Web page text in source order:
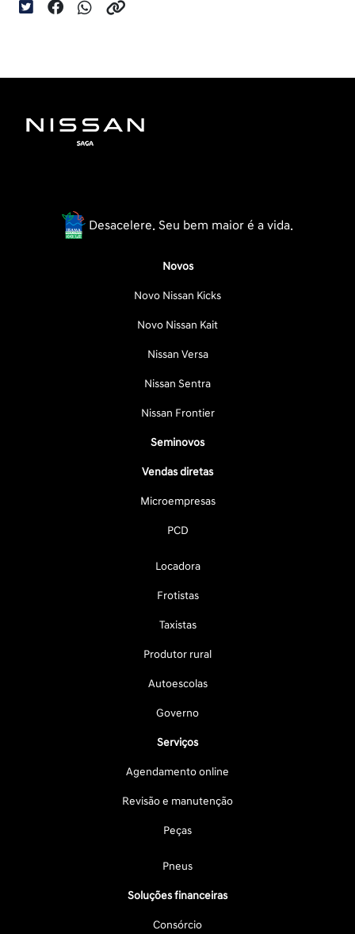
Desacelere. Seu bem maior é a vida.
Novos
Novo Nissan Kicks
Novo Nissan Kait
Nissan Versa
Nissan Sentra
Nissan Frontier
Seminovos
Vendas diretas
Microempresas
PCD
Locadora
Frotistas
Taxistas
Produtor rural
Autoescolas
Governo
Serviços
Agendamento online
Revisão e manutenção
Peças
Pneus
Soluções financeiras
Consórcio